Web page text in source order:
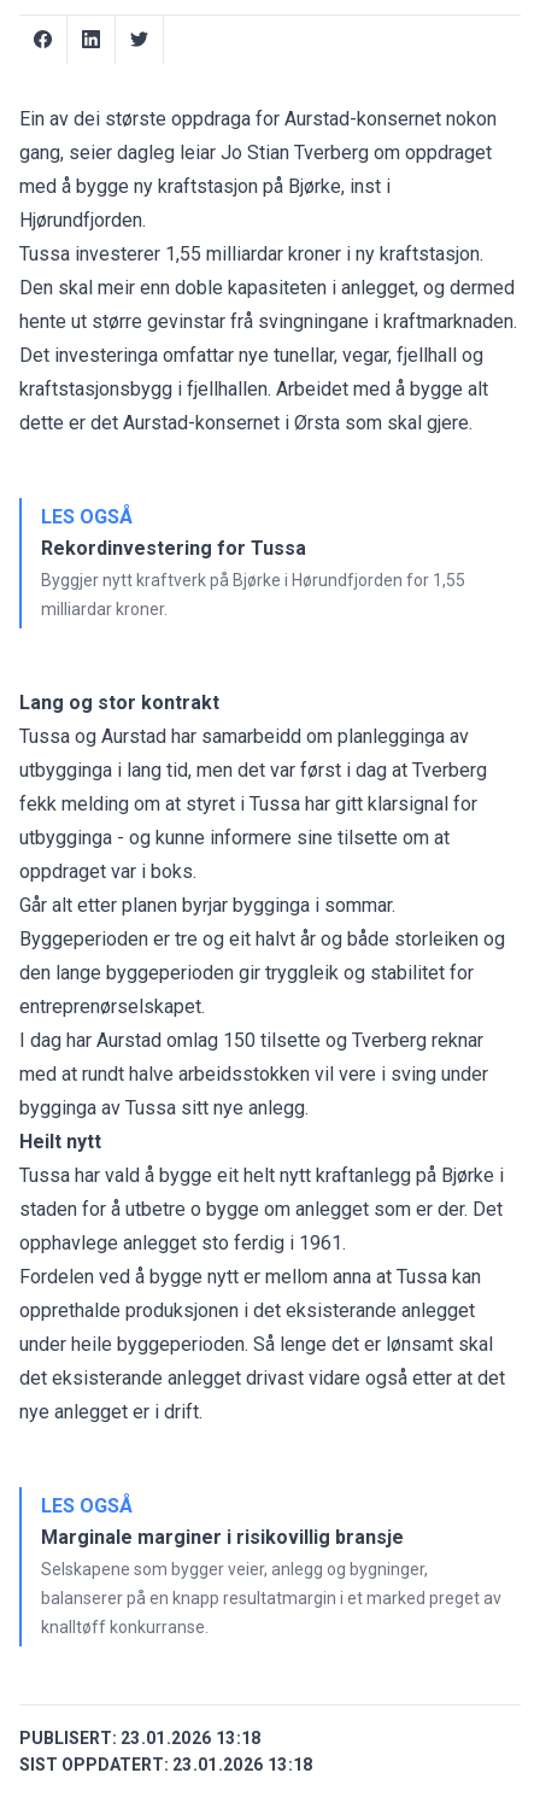
Ein av dei største oppdraga for Aurstad-konsernet nokon
gang, seier dagleg leiar Jo Stian Tverberg om oppdraget
med å bygge ny kraftstasjon på Bjørke, inst i
Hjørundfjorden.
Tussa investerer 1,55 milliardar kroner i ny kraftstasjon.
Den skal meir enn doble kapasiteten i anlegget, og dermed
hente ut større gevinstar frå svingningane i kraftmarknaden.
Det investeringa omfattar nye tunellar, vegar, fjellhall og
kraftstasjonsbygg i fjellhallen. Arbeidet med å bygge alt
dette er det Aurstad-konsernet i Ørsta som skal gjere.
LES OGSÅ
Rekordinvestering for Tussa
Byggjer nytt kraftverk på Bjørke i Hørundfjorden for 1,55
milliardar kroner.
Lang og stor kontrakt
Tussa og Aurstad har samarbeidd om planlegginga av
utbygginga i lang tid, men det var først i dag at Tverberg
fekk melding om at styret i Tussa har gitt klarsignal for
utbygginga - og kunne informere sine tilsette om at
oppdraget var i boks.
Går alt etter planen byrjar bygginga i sommar.
Byggeperioden er tre og eit halvt år og både storleiken og
den lange byggeperioden gir tryggleik og stabilitet for
entreprenørselskapet.
I dag har Aurstad omlag 150 tilsette og Tverberg reknar
med at rundt halve arbeidsstokken vil vere i sving under
bygginga av Tussa sitt nye anlegg.
Heilt nytt
Tussa har vald å bygge eit helt nytt kraftanlegg på Bjørke i
staden for å utbetre o bygge om anlegget som er der. Det
opphavlege anlegget sto ferdig i 1961.
Fordelen ved å bygge nytt er mellom anna at Tussa kan
opprethalde produksjonen i det eksisterande anlegget
under heile byggeperioden. Så lenge det er lønsamt skal
det eksisterande anlegget drivast vidare også etter at det
nye anlegget er i drift.
LES OGSÅ
Marginale marginer i risikovillig bransje
Selskapene som bygger veier, anlegg og bygninger,
balanserer på en knapp resultatmargin i et marked preget av
knalltøff konkurranse.
PUBLISERT: 23.01.2026 13:18
SIST OPPDATERT: 23.01.2026 13:18